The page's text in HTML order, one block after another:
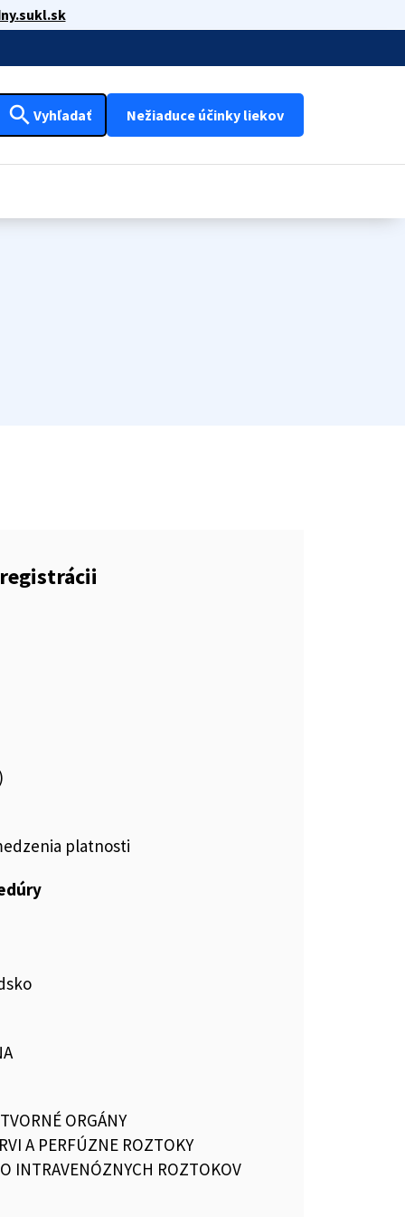
search Vyhľadať Nežiaduce účinky liekov
platnosti
ORGÁNY
A PERFÚZNE ROZTOKY
INTRAVENÓZNYCH ROZTOKOV